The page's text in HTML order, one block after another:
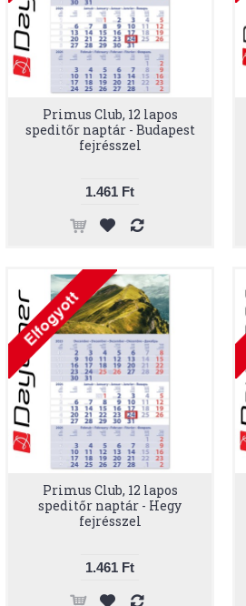
Primus Club, 12 lapos
speditőr naptár - Budapest
fejrésszel
1.461 Ft
Primus Club, 12 lapos
speditőr naptár - Hegy
fejrésszel
1.461 Ft